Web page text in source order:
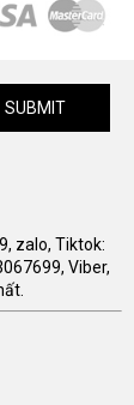
SUBMIT
zalo, Tiktok:
Viber,